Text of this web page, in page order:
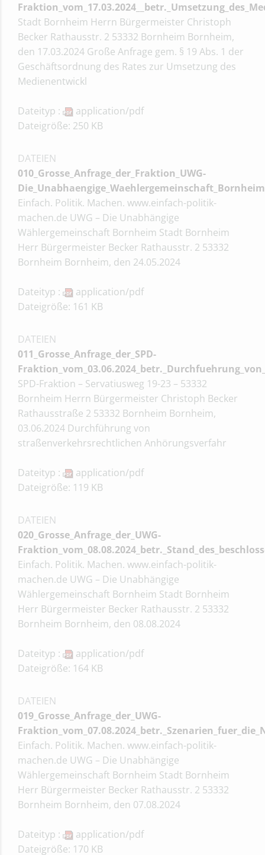
Stadt Bornheim Herrn Bürgermeister Christoph
Becker Rathausstr. 2 53332 Bornheim Bornheim,
den 17.03.2024 Große Anfrage gem. § 19 Abs. 1 der
Geschäftsordnung des Rates zur Umsetzung des
Medienentwickl
Dateityp :
application/pdf
Dateigröße: 250 KB
DATEIEN
010_Grosse_Anfrage_der_Fraktion_UWG-
Einfach. Politik. Machen. www.einfach-politik-
machen.de UWG – Die Unabhängige
Wählergemeinschaft Bornheim Stadt Bornheim
Herr Bürgermeister Becker Rathausstr. 2 53332
Bornheim Bornheim, den 24.05.2024
Dateityp :
application/pdf
Dateigröße: 161 KB
DATEIEN
011_Grosse_Anfrage_der_SPD-
SPD-Fraktion – Servatiusweg 19-23 – 53332
Bornheim Herrn Bürgermeister Christoph Becker
Rathausstraße 2 53332 Bornheim Bornheim,
03.06.2024 Durchführung von
straßenverkehrsrechtlichen Anhörungsverfahr
Dateityp :
application/pdf
Dateigröße: 119 KB
DATEIEN
020_Grosse_Anfrage_der_UWG-
Einfach. Politik. Machen. www.einfach-politik-
machen.de UWG – Die Unabhängige
Wählergemeinschaft Bornheim Stadt Bornheim
Herr Bürgermeister Becker Rathausstr. 2 53332
Bornheim Bornheim, den 08.08.2024
Dateityp :
application/pdf
Dateigröße: 164 KB
DATEIEN
019_Grosse_Anfrage_der_UWG-
Einfach. Politik. Machen. www.einfach-politik-
machen.de UWG – Die Unabhängige
Wählergemeinschaft Bornheim Stadt Bornheim
Herr Bürgermeister Becker Rathausstr. 2 53332
Bornheim Bornheim, den 07.08.2024
Dateityp :
application/pdf
Dateigröße: 170 KB